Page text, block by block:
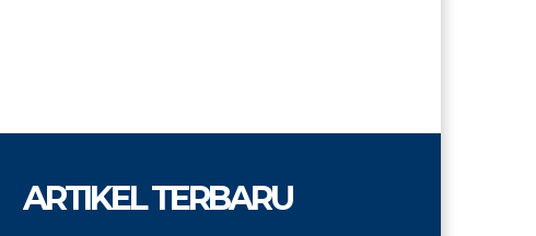
ARTIKEL TERBARU